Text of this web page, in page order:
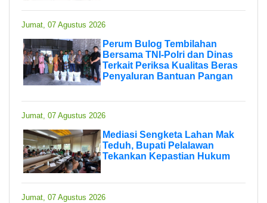
Jumat, 07 Agustus 2026
Perum Bulog Tembilahan
Bersama TNI-Polri dan Dinas
Terkait Periksa Kualitas Beras
Penyaluran Bantuan Pangan
Jumat, 07 Agustus 2026
Mediasi Sengketa Lahan Mak
Teduh, Bupati Pelalawan
Tekankan Kepastian Hukum
Jumat, 07 Agustus 2026